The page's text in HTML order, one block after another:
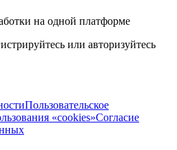
на одной платформе
или авторизуйтесь
Пользовательское
«cookies»Согласие